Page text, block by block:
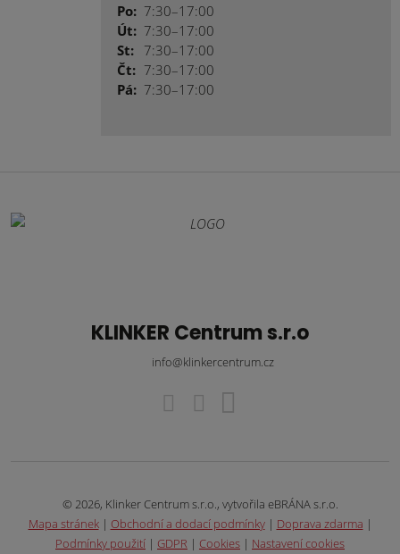
Po: 7:30–17:00
Út: 7:30–17:00
St: 7:30–17:00
Čt: 7:30–17:00
Pá: 7:30–17:00
KLINKER Centrum s.r.o
info@klinkercentrum.cz
© 2026, Klinker Centrum s.r.o., vytvořila eBRÁNA s.r.o.
Mapa stránek| Obchodní a dodací podmínky| Doprava zdarma |
Podmínky použití | GDPR | Cookies | Nastavení cookies